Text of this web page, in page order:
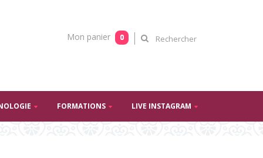
Mon panier 0
FORMATIONS LIVE INSTAGRAM